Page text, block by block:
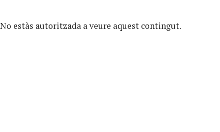
No estàs autoritzada a veure aquest contingut.